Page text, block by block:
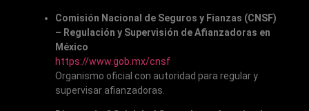
Comisión Nacional de Seguros y Fianzas (CNSF)
– Regulación y Supervisión de Afianzadoras en
México
https://www.gob.mx/cnsf
Organismo oficial con autoridad para regular y
supervisar afianzadoras.